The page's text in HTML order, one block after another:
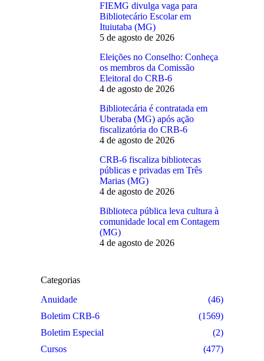
FIEMG divulga vaga para
Bibliotecário Escolar em
Ituiutaba (MG)
5 de agosto de 2026
Eleições no Conselho: Conheça
os membros da Comissão
Eleitoral do CRB-6
4 de agosto de 2026
Bibliotecária é contratada em
Uberaba (MG) após ação
fiscalizatória do CRB-6
4 de agosto de 2026
CRB-6 fiscaliza bibliotecas
públicas e privadas em Três
Marias (MG)
4 de agosto de 2026
Biblioteca pública leva cultura à
comunidade local em Contagem
(MG)
4 de agosto de 2026
Categorias
Anuidade
(46)
Boletim CRB-6
(1569)
Boletim Especial
(2)
Cursos
(477)